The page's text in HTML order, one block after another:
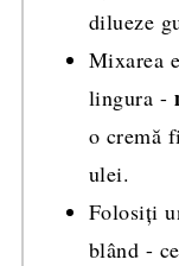
dilueze
Mixarea
lingura -
o cremă
ulei.
Folosiți
blând -